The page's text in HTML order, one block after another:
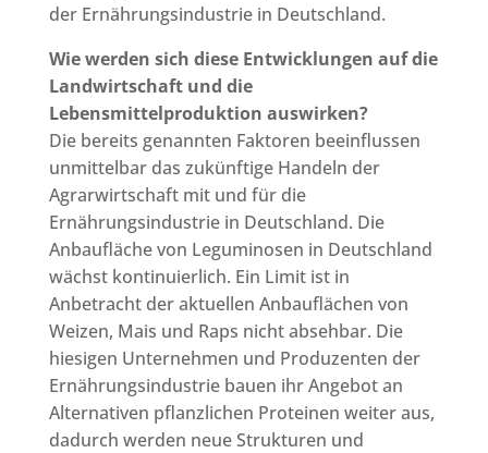
der Ernährungsindustrie in Deutschland.
Wie werden sich diese Entwicklungen auf die
Landwirtschaft und die
Lebensmittelproduktion auswirken?
Die bereits genannten Faktoren beeinflussen
unmittelbar das zukünftige Handeln der
Agrarwirtschaft mit und für die
Ernährungsindustrie in Deutschland. Die
Anbaufläche von Leguminosen in Deutschland
wächst kontinuierlich. Ein Limit ist in
Anbetracht der aktuellen Anbauflächen von
Weizen, Mais und Raps nicht absehbar. Die
hiesigen Unternehmen und Produzenten der
Ernährungsindustrie bauen ihr Angebot an
Alternativen pflanzlichen Proteinen weiter aus,
dadurch werden neue Strukturen und